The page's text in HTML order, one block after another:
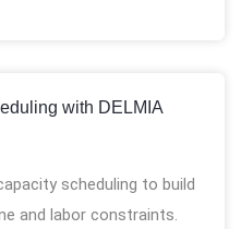
with DELMIA
scheduling to build
and labor constraints.